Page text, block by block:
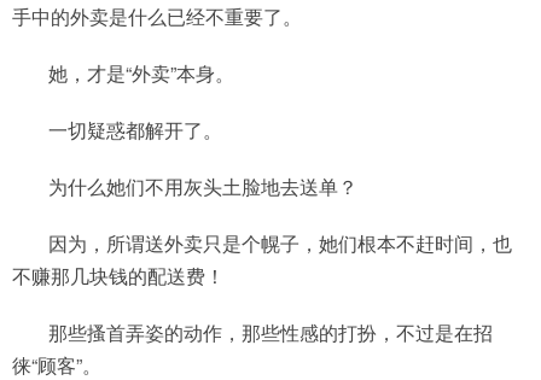
手中的外卖是什么已经不重要了。
她，才是“外卖”本身。
一切疑惑都解开了。
为什么她们不用灰头土脸地去送单？
因为，所谓送外卖只是个幌子，她们根本不赶时间，也
不赚那几块钱的配送费！
那些搔首弄姿的动作，那些性感的打扮，不过是在招
徕“顾客”。